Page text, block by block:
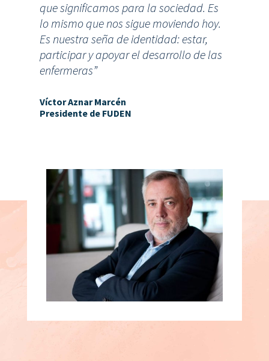
que significamos para la sociedad. Es
lo mismo que nos sigue moviendo hoy.
Es nuestra seña de identidad: estar,
participar y apoyar el desarrollo de las
enfermeras”
Víctor Aznar Marcén
Presidente de FUDEN